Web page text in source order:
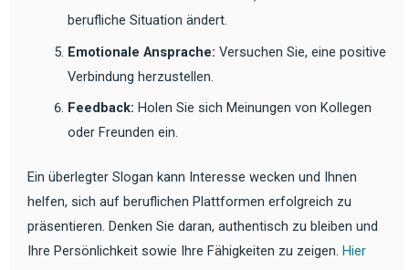
berufliche Situation ändert.
Emotionale Ansprache: Versuchen Sie, eine positive
Verbindung herzustellen.
Feedback: Holen Sie sich Meinungen von Kollegen
oder Freunden ein.
Ein überlegter Slogan kann Interesse wecken und Ihnen
helfen, sich auf beruflichen Plattformen erfolgreich zu
präsentieren. Denken Sie daran, authentisch zu bleiben und
Ihre Persönlichkeit sowie Ihre Fähigkeiten zu zeigen. Hier